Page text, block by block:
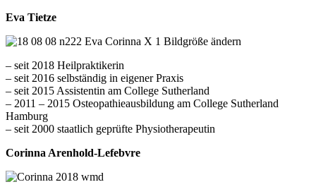
Eva Tietze
– seit 2018 Heilpraktikerin
– seit 2016 selbständig in eigener Praxis
– seit 2015 Assistentin am College Sutherland
– 2011 – 2015 Osteopathieausbildung am College Sutherland
Hamburg
– seit 2000 staatlich geprüfte Physiotherapeutin
Corinna Arenhold-Lefebvre